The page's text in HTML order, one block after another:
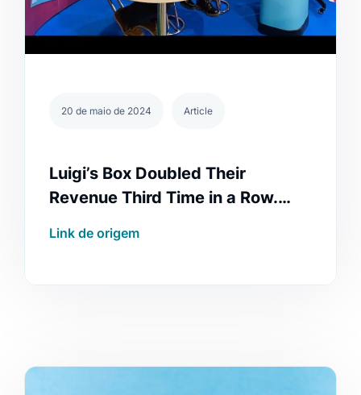
20 de maio de 2024 Article
Luigi’s Box Doubled Their
Revenue Third Time in a Row.
Than 2,000 E‑Shops 🇨🇿
Link de origem